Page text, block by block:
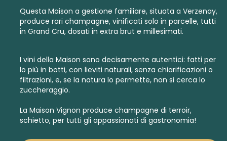
Questa Maison a gestione familiare, situata a Verzenay,
produce rari champagne, vinificati solo in parcelle, tutti
in Grand Cru, dosati in extra brut e millesimati.
I vini della Maison sono decisamente autentici: fatti per
lo più in botti, con lieviti naturali, senza chiarificazioni o
filtrazioni, e, se la natura lo permette, non si cerca lo
zuccheraggio.
La Maison Vignon produce champagne di terroir,
schietto, per tutti gli appassionati di gastronomia!